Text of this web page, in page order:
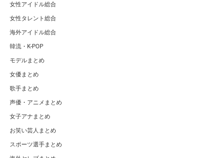
女性アイドル総合
女性タレント総合
海外アイドル総合
韓流・K-POP
モデルまとめ
女優まとめ
歌手まとめ
声優・アニメまとめ
女子アナまとめ
お笑い芸人まとめ
スポーツ選手まとめ